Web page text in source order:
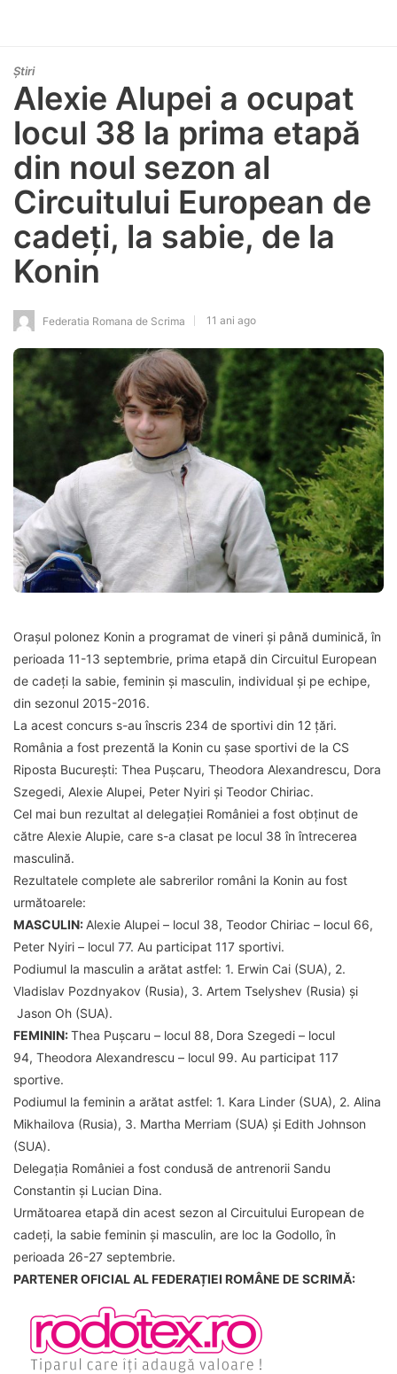
Știri
Alexie Alupei a ocupat
locul 38 la prima etapă
din noul sezon al
Circuitului European de
cadeți, la sabie, de la
Konin
Federatia Romana de Scrima 11 ani ago
Orașul polonez Konin a programat de vineri și până duminică, în
perioada 11-13 septembrie, prima etapă din Circuitul European
de cadeți la sabie, feminin și masculin, individual și pe echipe,
din sezonul 2015-2016.
La acest concurs s-au înscris 234 de sportivi din 12 țări.
România a fost prezentă la Konin cu șase sportivi de la CS
Riposta București: Thea Pușcaru, Theodora Alexandrescu, Dora
Szegedi, Alexie Alupei, Peter Nyiri și Teodor Chiriac.
Cel mai bun rezultat al delegației României a fost obținut de
către Alexie Alupie, care s-a clasat pe locul 38 în întrecerea
masculină.
Rezultatele complete ale sabrerilor români la Konin au fost
următoarele:
MASCULIN: Alexie Alupei – locul 38, Teodor Chiriac – locul 66,
Peter Nyiri – locul 77. Au participat 117 sportivi.
Podiumul la masculin a arătat astfel: 1. Erwin Cai (SUA), 2.
Vladislav Pozdnyakov (Rusia), 3. Artem Tselyshev (Rusia) și
Jason Oh (SUA).
FEMININ:Thea Pușcaru – locul 88, Dora Szegedi – locul
94, Theodora Alexandrescu – locul 99. Au participat 117
sportive.
Podiumul la feminin a arătat astfel: 1. Kara Linder (SUA), 2. Alina
Mikhailova (Rusia), 3. Martha Merriam (SUA) și Edith Johnson
(SUA).
Delegația României a fost condusă de antrenorii Sandu
Constantin și Lucian Dina.
Următoarea etapă din acest sezon al Circuitului European de
cadeți, la sabie feminin și masculin, are loc la Godollo, în
perioada 26-27 septembrie.
PARTENER OFICIAL AL FEDERAȚIEI ROMÂNE DE SCRIMĂ: